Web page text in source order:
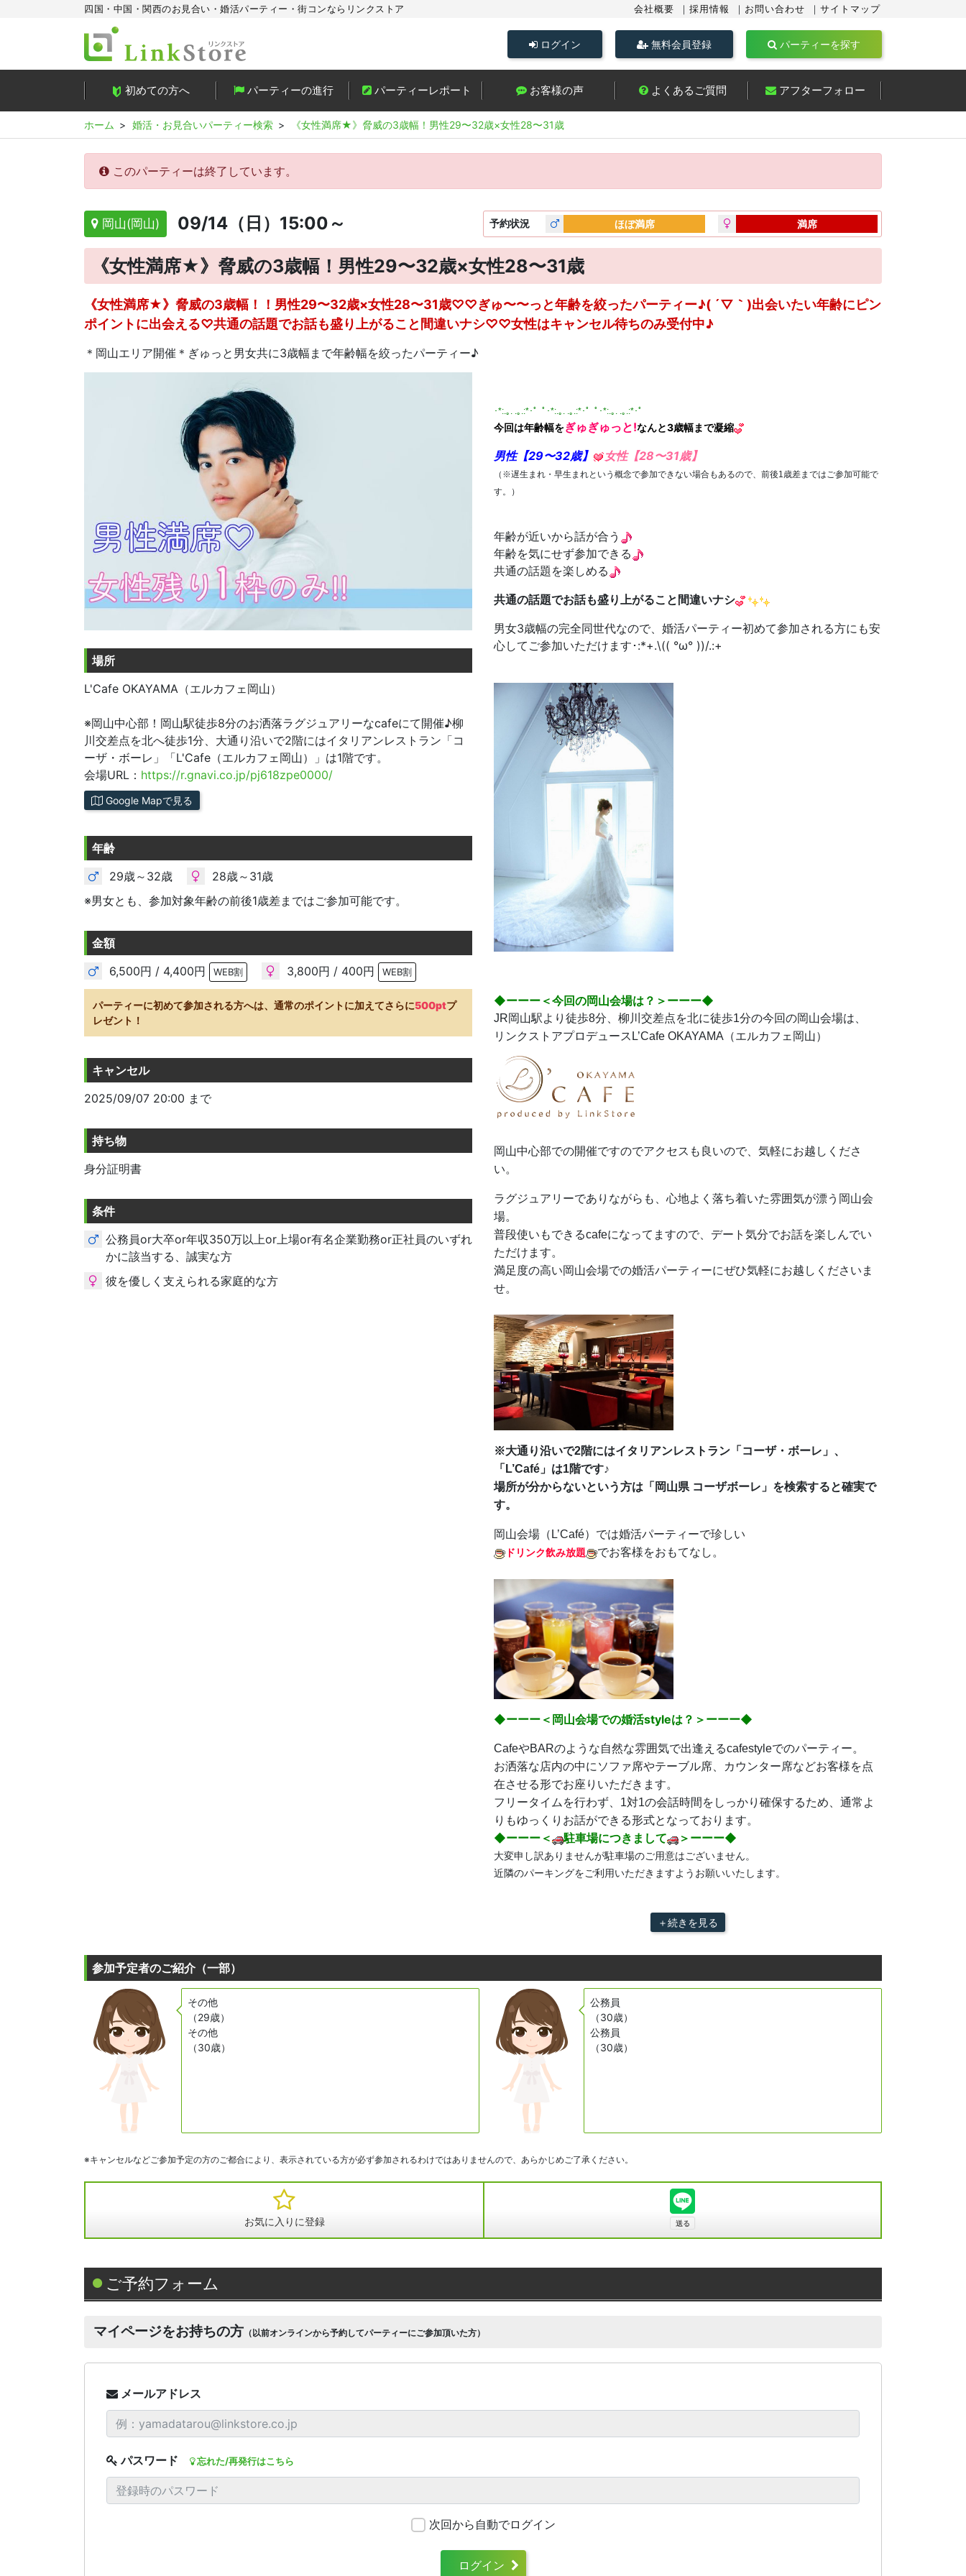
四国・中国・関西のお見合い・婚活パーティー・街コンならリンクストア 会社概要 採用情報 お問い合わせ サイトマップ
ログイン 無料会員登録 パーティーを探す
初めての方へ パーティーの進行 パーティーレポート お客様の声 よくあるご質問 アフターフォロー
ホーム 婚活・お見合いパーティー検索 《女性満席★》脅威の3歳幅！男性29〜32歳×女性28〜31歳
このパーティーは終了しています。
岡山(岡山) 09/14（日）15:00～ 予約状況 ほぼ満席 満席
《女性満席★》脅威の3歳幅！男性29〜32歳×女性28〜31歳
《女性満席★》脅威の3歳幅！！男性29〜32歳×女性28〜31歳♡♡ぎゅ〜〜っと年齢を絞ったパーティー♪( ´▽｀)出会いたい年齢にピン
ポイントに出会える♡共通の話題でお話も盛り上がること間違いナシ♡♡女性はキャンセル待ちのみ受付中♪
＊岡山エリア開催＊ぎゅっと男女共に3歳幅まで年齢幅を絞ったパーティー♪
場所
L'Cafe OKAYAMA（エルカフェ岡山）
※岡山中心部！岡山駅徒歩8分のお洒落ラグジュアリーなcafeにて開催♪柳
川交差点を北へ徒歩1分、大通り沿いで2階にはイタリアンレストラン「コ
ーザ・ボーレ」「L'Cafe（エルカフェ岡山）」は1階です。
会場URL： https://r.gnavi.co.jp/pj618zpe0000/
Google Mapで見る
年齢
29歳～32歳
28歳～31歳
※男女とも、参加対象年齢の前後1歳差まではご参加可能です。
金額
6,500円 / 4,400円
WEB割 3,800円 / 400円 WEB割
パーティーに初めて参加される方へは、通常のポイントに加えてさらに500ptプ
レゼント！
キャンセル
2025/09/07 20:00 まで
持ち物
身分証明書
条件
公務員or大卒or年収350万以上or上場or有名企業勤務or正社員のいずれ
かに該当する、誠実な方
彼を優しく支えられる家庭的な方
･*:.｡. .｡.:*･゜ﾟ･*:.｡. .｡.:*･゜ﾟ･*:.｡. .｡.:*･゜
今回は年齢幅をぎゅぎゅっと!なんと3歳幅まで凝縮
男性【29〜32歳】 女性【28〜31歳】
（ ※遅生まれ・早生まれという概念で参加できない場合もあるので、 前後1歳差まではご参加可能で
す。
）
年齢が近いから話が合う
年齢を気にせず参加できる
共通の話題を楽しめる
共通の話題でお話も盛り上がること間違いナシ
男女3歳幅の完全同世代なので、婚活パーティー初めて参加される方にも安
心してご参加いただけます･:*+.\(( °ω° ))/.:+
◆ーーー＜今回の岡山会場は？＞ーーー◆
JR岡山駅より徒歩8分、柳川交差点を北に徒歩1分の今回の岡山会場は、
リンクストアプロデュースL’Cafe OKAYAMA（エルカフェ岡山）
岡山中心部での開催ですのでアクセスも良いので、気軽にお越しくださ
い。
ラグジュアリーでありながらも、心地よく落ち着いた雰囲気が漂う岡山会
場。
普段使いもできるcafeになってますので、デート気分でお話を楽しんでい
ただけます。
満足度の高い岡山会場での婚活パーティーにぜひ気軽にお越しくださいま
せ。
※大通り沿いで2階にはイタリアンレストラン「コーザ・ボーレ」、
「L’Café」は1階です♪
場所が分からないという方は「岡山県 コーザボーレ」を検索すると確実で
す。
岡山会場（L’Café）では婚活パーティーで珍しい
ドリンク飲み放題 でお客様をおもてなし。
◆ーーー＜岡山会場での婚活styleは？＞ーーー◆
CafeやBARのような自然な雰囲気で出逢えるcafestyleでのパーティー。
お洒落な店内の中にソファ席やテーブル席、カウンター席などお客様を点
在させる形でお座りいただきます。
フリータイムを行わず、1対1の会話時間をしっかり確保するため、通常よ
りもゆっくりお話ができる形式となっております。
◆ーーー＜ 駐車場につきまして ＞ーーー◆
大変申し訳ありませんが駐車場のご用意はございません。
近隣のパーキングをご利用いただきますようお願いいたします。
＋続きを見る
参加予定者のご紹介（一部）
その他
（29歳）
その他
（30歳）
公務員
（30歳）
公務員
（30歳）
※キャンセルなどご参加予定の方のご都合により、表示されている方が必ず参加されるわけではありませんので、あらかじめご了承ください。
お気に入りに登録
ご予約フォーム
マイページをお持ちの方 （以前オンラインから予約してパーティーにご参加頂いた方）
メールアドレス
パスワード 忘れた/再発行はこちら
次回から自動でログイン
ログイン